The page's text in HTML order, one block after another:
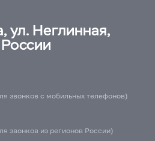
ул. Неглинная,
звонков с мобильных телефонов)
звонков из регионов России)